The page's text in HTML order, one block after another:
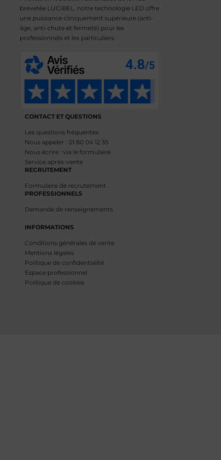
brevetée LUCIBEL, notre technologie LED offre
une puissance cliniquement supérieure (anti-
âge, anti-chute et fermeté) pour les
professionnels et les particuliers.
CONTACT ET QUESTIONS
Les questions fréquentes
Nous appeler : 01 80 04 12 35
Nous écrire : via le formulaire
Service après-vente
RECRUTEMENT
Formulaire de recrutement
PROFESSIONNELS
Demande de renseignements
INFORMATIONS
Conditions générales de vente
Mentions légales
Politique de confidentialité
Espace professionnel
Politique de cookies